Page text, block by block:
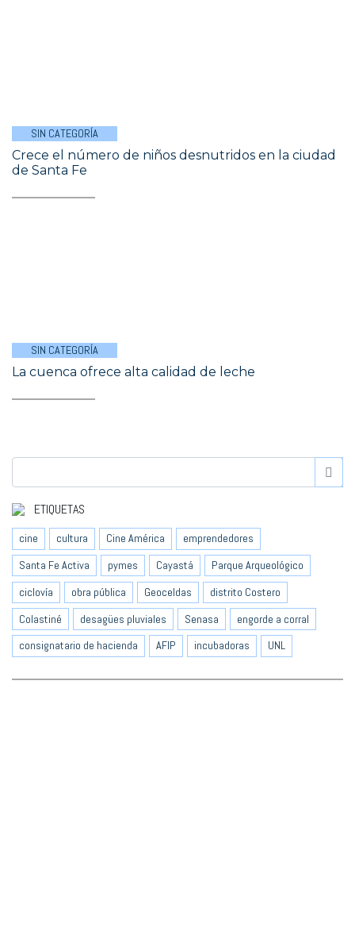
SIN CATEGORÍA
Crece el número de niños desnutridos en la ciudad
de Santa Fe
SIN CATEGORÍA
La cuenca ofrece alta calidad de leche
ETIQUETAS
cine cultura Cine América
emprendedores
Santa Fe Activa
pymes Cayastá
Parque Arqueológico
ciclovía
obra pública Geoceldas
distrito Costero
Colastiné
desagües pluviales Senasa
engorde a corral
consignatario de hacienda
AFIP incubadoras UNL